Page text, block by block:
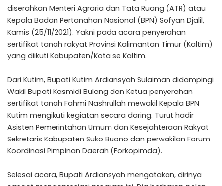
diserahkan Menteri Agraria dan Tata Ruang (ATR) atau
Kepala Badan Pertanahan Nasional (BPN) Sofyan Djalil,
Kamis (25/11/2021). Yakni pada acara penyerahan
sertifikat tanah rakyat Provinsi Kalimantan Timur (Kaltim)
yang diikuti Kabupaten/Kota se Kaltim.
Dari Kutim, Bupati Kutim Ardiansyah Sulaiman didampingi
Wakil Bupati Kasmidi Bulang dan Ketua penyerahan
sertifikat tanah Fahmi Nashrullah mewakil Kepala BPN
Kutim mengikuti kegiatan secara daring. Turut hadir
Asisten Pemerintahan Umum dan Kesejahteraan Rakyat
Sekretaris Kabupaten Suko Buono dan perwakilan Forum
Koordinasi Pimpinan Daerah (Forkopimda).
Selesai acara, Bupati Ardiansyah mengatakan, dirinya